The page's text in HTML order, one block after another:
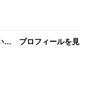
… プロフィールを見